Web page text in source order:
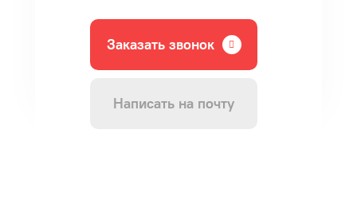
Заказать звонок
Написать на почту